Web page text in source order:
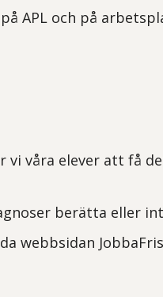
APL och på
vi våra elever att få
berätta eller
webbsidan